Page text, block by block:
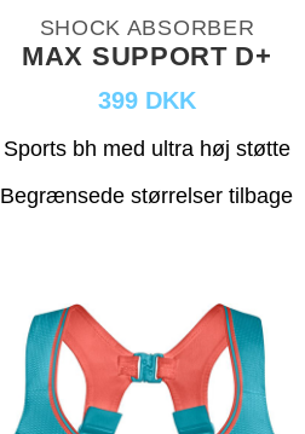
SHOCK ABSORBER
MAX SUPPORT D+
399 DKK
Sports bh med ultra høj støtte
Begrænsede størrelser tilbage